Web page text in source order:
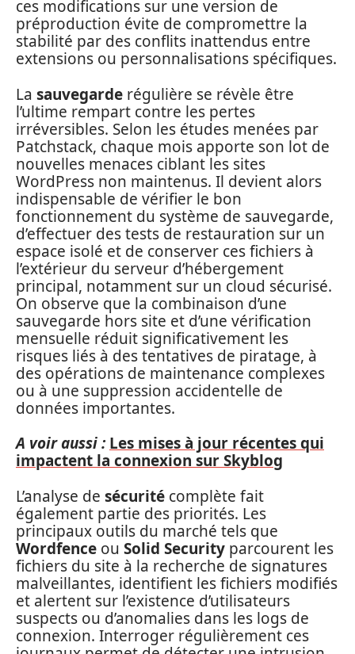
ces modifications sur une version de
préproduction évite de compromettre la
stabilité par des conflits inattendus entre
extensions ou personnalisations spécifiques.
La sauvegarde régulière se révèle être
l’ultime rempart contre les pertes
irréversibles. Selon les études menées par
Patchstack, chaque mois apporte son lot de
nouvelles menaces ciblant les sites
WordPress non maintenus. Il devient alors
indispensable de vérifier le bon
fonctionnement du système de sauvegarde,
d’effectuer des tests de restauration sur un
espace isolé et de conserver ces fichiers à
l’extérieur du serveur d’hébergement
principal, notamment sur un cloud sécurisé.
On observe que la combinaison d’une
sauvegarde hors site et d’une vérification
mensuelle réduit significativement les
risques liés à des tentatives de piratage, à
des opérations de maintenance complexes
ou à une suppression accidentelle de
données importantes.
A voir aussi : Les mises à jour récentes qui
impactent la connexion sur Skyblog
L’analyse de sécurité complète fait
également partie des priorités. Les
principaux outils du marché tels que
Wordfence ou Solid Security parcourent les
fichiers du site à la recherche de signatures
malveillantes, identifient les fichiers modifiés
et alertent sur l’existence d’utilisateurs
suspects ou d’anomalies dans les logs de
connexion. Interroger régulièrement ces